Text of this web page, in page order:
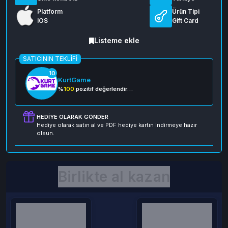
0 değerlendirme
Platform
IOS
Ürün Tipi
Gift Card
Listeme ekle
SATICININ TEKLIFI
10
KurtGame
%100 pozitif değerlendirme
HEDIYE OLARAK GÖNDER
Hediye olarak satın al ve PDF hediye kartın indirmeye hazır
olsun.